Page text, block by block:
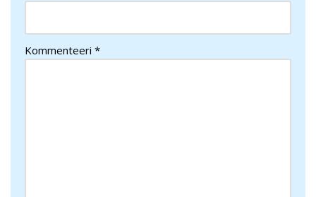
Kommenteeri *